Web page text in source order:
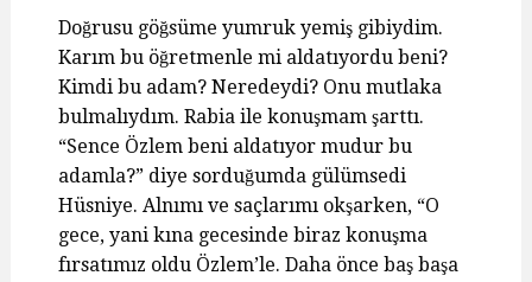
Doğrusu göğsüme yumruk yemiş gibiydim.
Karım bu öğretmenle mi aldatıyordu beni?
Kimdi bu adam? Neredeydi? Onu mutlaka
bulmalıydım. Rabia ile konuşmam şarttı.
“Sence Özlem beni aldatıyor mudur bu
adamla?” diye sorduğumda gülümsedi
Hüsniye. Alnımı ve saçlarımı okşarken, “O
gece, yani kına gecesinde biraz konuşma
fırsatımız oldu Özlem’le. Daha önce baş başa